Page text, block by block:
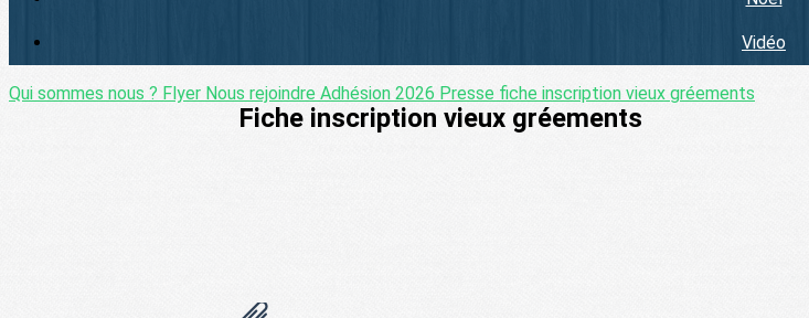
Vidéo
Qui sommes nous ? Flyer Nous rejoindre Adhésion 2026 Presse fiche inscription vieux gréements
Fiche inscription vieux gréements